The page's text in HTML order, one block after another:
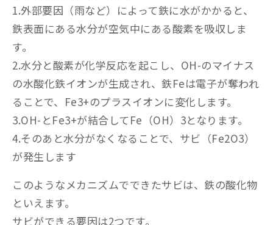
1.外部要因（雨など）によって鉄に水がかかると、
鉄表面にある水分が空気中にある酸素を吸収しま
す。
2.水分と酸素が化学反応を起こし、OH-のマイナス
の水酸化鉄イオンが生成され、鉄Feは電子が奪われ
ることで、Fe3+のプラスイオンに変化します。
3.OH-とFe3+が結合してFe（OH）3となります。
4.そのあと水分がなくなることで、サビ（Fe2O3）
が発生します
このようなメカニズムでできたサビは、鉄の酸化物
といえます。
サビができる要因は2つです。